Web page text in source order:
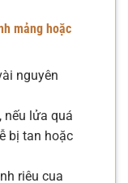
mảng hoặc
nguyên
nếu lửa quá
bị tan hoặc
riêu cua